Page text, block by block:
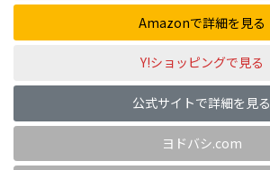
Amazonで詳細を見る
Y!ショッピングで見る
公式サイトで詳細を見る
ヨドバシ.com